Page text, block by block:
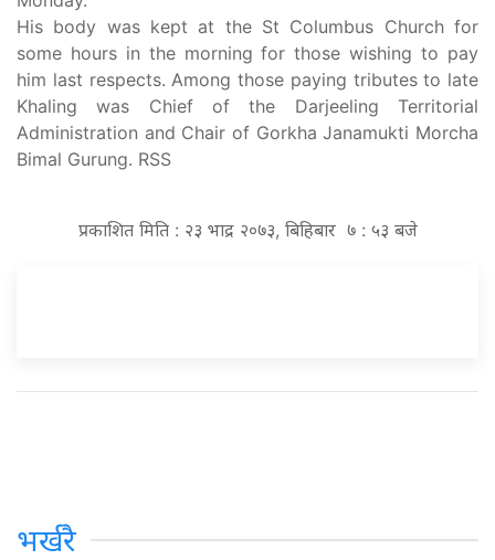
His body was kept at the St Columbus Church for
some hours in the morning for those wishing to pay
him last respects. Among those paying tributes to late
Khaling was Chief of the Darjeeling Territorial
Administration and Chair of Gorkha Janamukti Morcha
Bimal Gurung. RSS
प्रकाशित मिति : २३ भाद्र २०७३, बिहिबार ७ : ५३ बजे
भर्खरै